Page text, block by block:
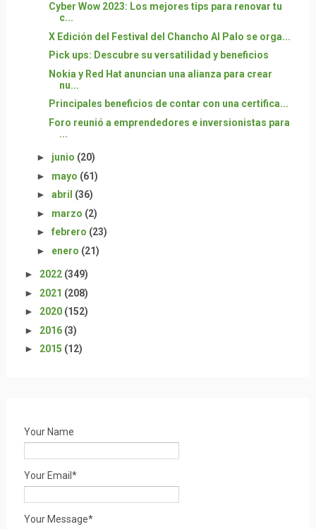
Cyber Wow 2023: Los mejores tips para renovar tu
c...
X Edición del Festival del Chancho Al Palo se orga...
Pick ups: Descubre su versatilidad y beneficios
Nokia y Red Hat anuncian una alianza para crear
nu...
Principales beneficios de contar con una certifica...
Foro reunió a emprendedores e inversionistas para
...
► junio (20)
► mayo (61)
► abril (36)
► marzo (2)
► febrero (23)
► enero (21)
► 2022 (349)
► 2021 (208)
► 2020 (152)
► 2016 (3)
► 2015 (12)
Your Name
Your Email*
Your Message*